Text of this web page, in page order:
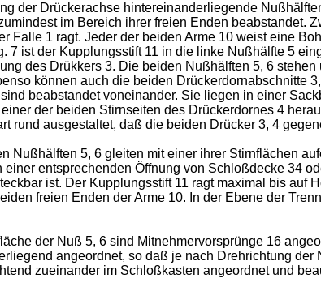
der Drückerachse hintereinanderliegende
im Bereich ihrer freien Enden beabstandet.
Falle 1 ragt. Jeder der beiden Arme 10 weist eine
7 ist der Kupplungsstift 11 in die linke Nußhälfte 5
des Drükkers 3. Die beiden Nußhälften 5, 6
können auch die beiden Drückerdornabschnitte
beabstandet voneinander. Sie liegen in einer
der beiden Stirnseiten des Drückerdornes 4
rund ausgestaltet, daß die beiden Drücker 3, 4
Nußhälften 5, 6 gleiten mit einer ihrer Stirnflächen
entsprechenden Öffnung von Schloßdecke 34
ist. Der Kupplungsstift 11 ragt maximal bis auf
freien Enden der Arme 10. In der Ebene der
der Nuß 5, 6 sind Mitnehmervorsprünge 16
angeordnet, so daß je nach Drehrichtung
zueinander im Schloßkasten angeordnet und